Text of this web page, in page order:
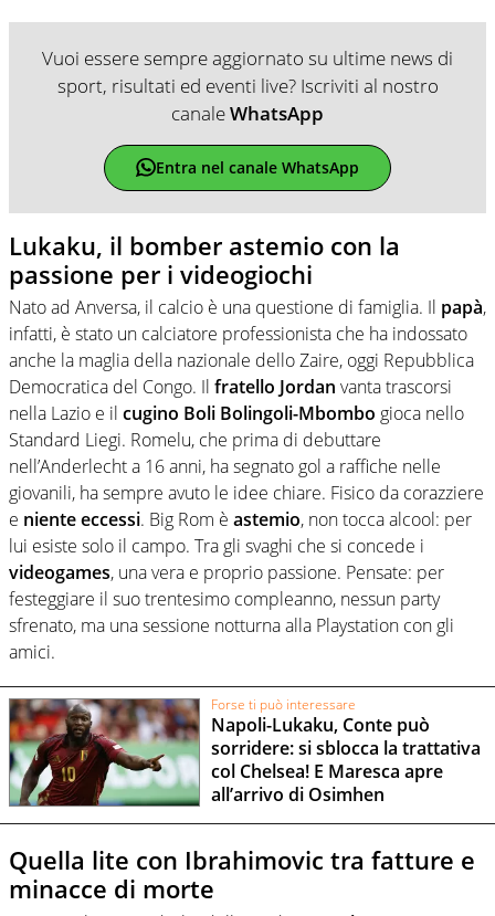
Vuoi essere sempre aggiornato su ultime news di
sport, risultati ed eventi live? Iscriviti al nostro
canaleWhatsApp
Entra nel canale WhatsApp
Lukaku, il bomber astemio con la
passione per i videogiochi
Nato ad Anversa, il calcio è una questione di famiglia. Il papà,
infatti, è stato un calciatore professionista che ha indossato
anche la maglia della nazionale dello Zaire, oggi Repubblica
Democratica del Congo. Il fratello Jordan vanta trascorsi
nella Lazio e il cugino Boli Bolingoli-Mbombo gioca nello
Standard Liegi. Romelu, che prima di debuttare
nell’Anderlecht a 16 anni, ha segnato gol a raffiche nelle
giovanili, ha sempre avuto le idee chiare. Fisico da corazziere
e niente eccessi. Big Rom è astemio, non tocca alcool: per
lui esiste solo il campo. Tra gli svaghi che si concede i
videogames, una vera e proprio passione. Pensate: per
festeggiare il suo trentesimo compleanno, nessun party
sfrenato, ma una sessione notturna alla Playstation con gli
amici.
Forse ti può interessare
Napoli-Lukaku, Conte può
sorridere: si sblocca la trattativa
col Chelsea! E Maresca apre
all’arrivo di Osimhen
Quella lite con Ibrahimovic tra fatture e
minacce di morte